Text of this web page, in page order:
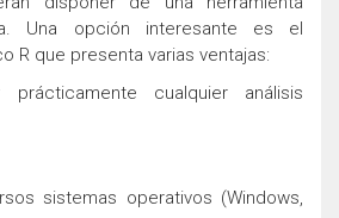
Una opción interesante es el
R que presenta varias ventajas:
cualquier análisis
sistemas operativos (Windows,